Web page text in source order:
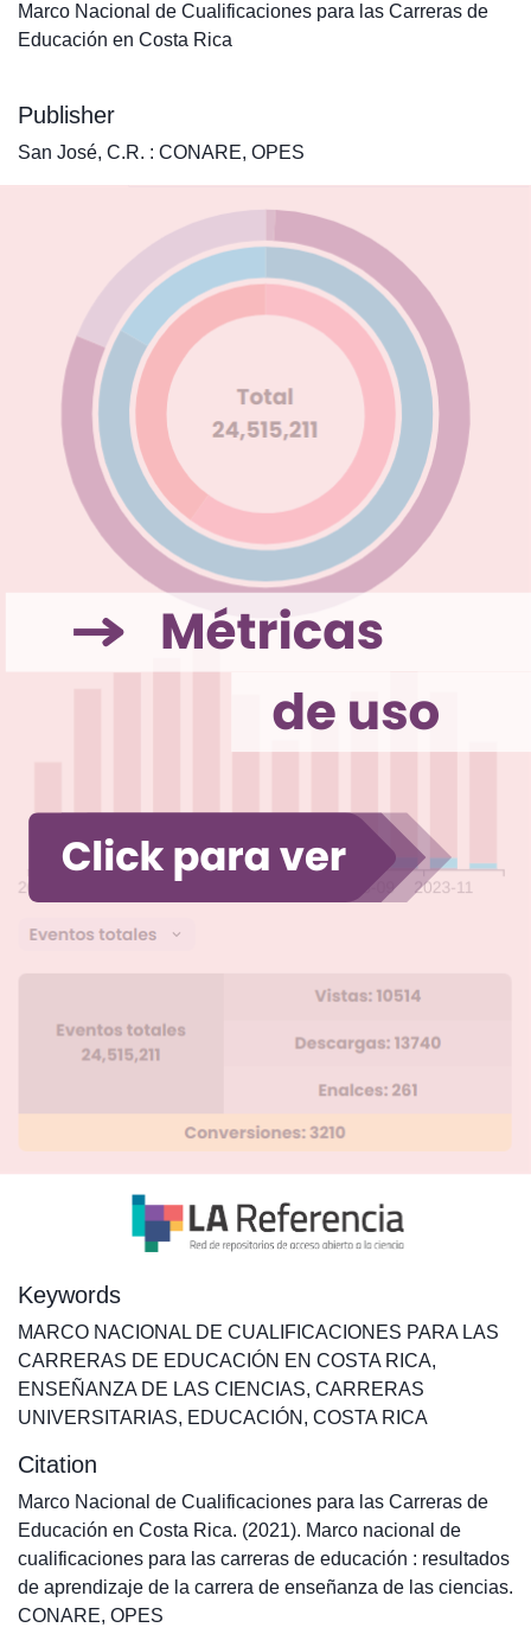
Marco Nacional de Cualificaciones para las Carreras de
Educación en Costa Rica
Publisher
San José, C.R. : CONARE, OPES
Keywords
MARCO NACIONAL DE CUALIFICACIONES PARA LAS
CARRERAS DE EDUCACIÓN EN COSTA RICA,
ENSEÑANZA DE LAS CIENCIAS, CARRERAS
UNIVERSITARIAS, EDUCACIÓN , COSTA RICA
Citation
Marco Nacional de Cualificaciones para las Carreras de
Educación en Costa Rica. (2021). Marco nacional de
cualificaciones para las carreras de educación : resultados
de aprendizaje de la carrera de enseñanza de las ciencias.
CONARE, OPES